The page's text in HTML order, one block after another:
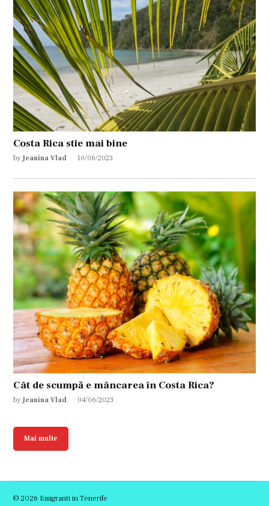
Costa Rica stie mai bine
by Jeanina Vlad 10/06/2023
Cât de scumpă e mâncarea în Costa Rica?
by Jeanina Vlad 04/06/2023
Mai multe
© 2026 Emigranti in Tenerife